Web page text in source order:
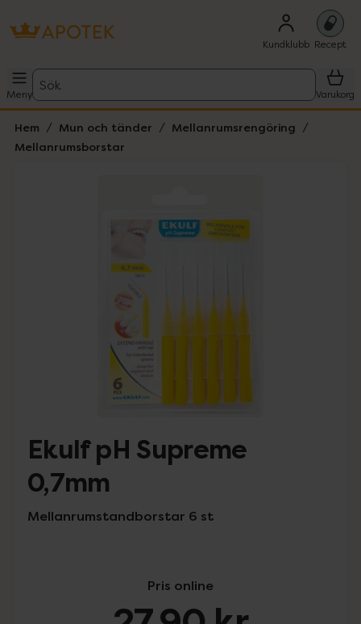
Kundklubb Recept
Meny
Sök
Varukorg
Hem Mun och tänder
Mellanrumsrengöring
Mellanrumsborstar
Ekulf pH Supreme
0,7mm
Mellanrumstandborstar 6 st
Pris online